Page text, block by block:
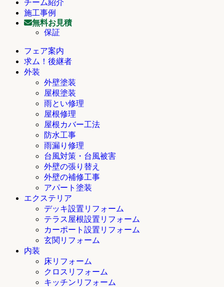
チーム紹介
施工事例
無料お見積
保証
フェア案内
求ム！後継者
外装
外壁塗装
屋根塗装
雨とい修理
屋根修理
屋根カバー工法
防水工事
雨漏り修理
台風対策・台風被害
外壁の張り替え
外壁の補修工事
アパート塗装
エクステリア
デッキ設置リフォーム
テラス屋根設置リフォーム
カーポート設置リフォーム
玄関リフォーム
内装
床リフォーム
クロスリフォーム
キッチンリフォーム